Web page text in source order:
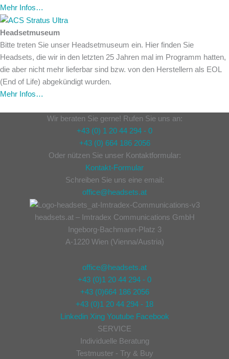
Mehr Infos…
Headsetmuseum
Bitte treten Sie unser Headsetmuseum ein. Hier finden Sie
Headsets, die wir in den letzten 25 Jahren mal im Programm hatten,
die aber nicht mehr lieferbar sind bzw. von den Herstellern als EOL
(End of Life) abgekündigt wurden.
Mehr Infos…
Wir beraten Sie gerne! Rufen Sie uns an:
+43 (0) 1 20 44 294 - 0
+43 (0) 664 186 2056
Oder nützen Sie unser Kontaktformular:
Kontakt-Formular
Schreiben Sie uns eine email:
office@headsets.at
headsets.at – Imtradex Communications GmbH
Ingeborg-Bachmann-Platz 3
A-1220 Wien (Vienna/Austria)
office@headsets.at
+43 (0)1 20 44 294 - 0
+43 (0)664 186 2056
+43 (0)1 20 44 294 - 18
Linkedin Xing Youtube Facebook
SERVICE
Individuelle Beratung
Testmuster - Try & Buy